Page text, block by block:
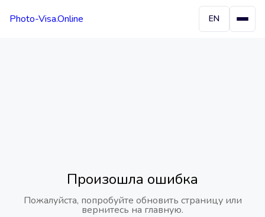
Photo-Visa.Online EN
Произошла ошибка
Пожалуйста, попробуйте обновить страницу или
вернитесь на главную.